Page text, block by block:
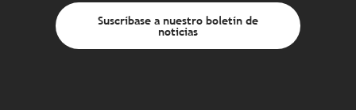
Suscríbase a nuestro boletín de
noticias